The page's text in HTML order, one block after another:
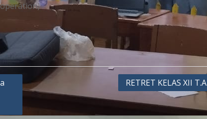
RETRET KELAS XII